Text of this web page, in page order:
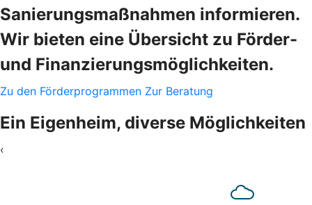
Sanierungsmaßnahmen informieren.
Wir bieten eine Übersicht zu Förder-
und Finanzierungsmöglichkeiten.
Zu den Förderprogrammen Zur Beratung
Ein Eigenheim, diverse Möglichkeiten
‹